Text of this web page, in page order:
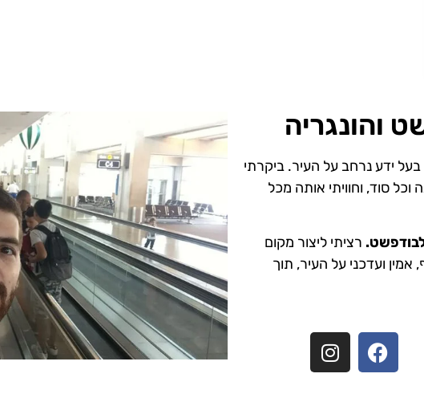
והונגריה
ידע נרחב על העיר. ביקרתי
סוד, וחוויתי אותה מכל
רציתי ליצור מקום
אמין ועדכני על העיר, תוך